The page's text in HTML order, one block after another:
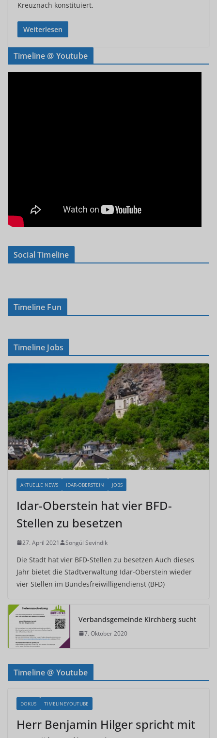
Kreuznach konstituiert.
Weiterlesen
Timeline @ Youtube
Social Timeline
Timeline Fun
Timeline Jobs
AKTUELLE NEWS IDAR-OBERSTEIN JOBS
Idar-Oberstein hat vier BFD-
Stellen zu besetzen
27. April 2021 Songül Sevindik
Die Stadt hat vier BFD-Stellen zu besetzen Auch dieses
Jahr bietet die Stadtverwaltung Idar-Oberstein wieder
vier Stellen im Bundesfreiwilligendienst (BFD)
Verbandsgemeinde Kirchberg sucht
7. Oktober 2020
Timeline @ Youtube
DOKUS TIMELINEYOUTUBE
Herr Benjamin Hilger spricht mit